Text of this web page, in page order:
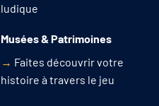
ludique
Musées & Patrimoines
→ Faites découvrir votre
histoire à travers le jeu